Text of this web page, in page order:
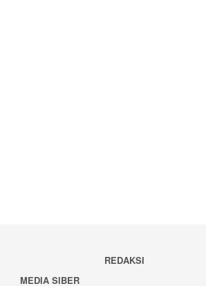
REDAKSI
MEDIA SIBER